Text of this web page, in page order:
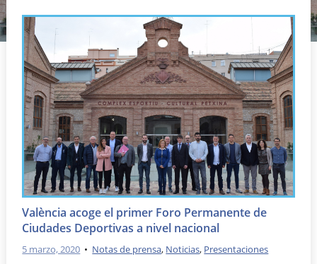
Reservas
València acoge el primer Foro Permanente de
Ciudades Deportivas a nivel nacional
5 marzo, 2020 • Notas de prensa, Noticias, Presentaciones